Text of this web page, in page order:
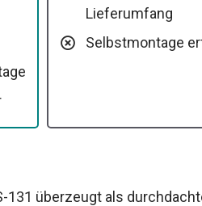
Lieferumfang
Selbstmontage
131 überzeugt als